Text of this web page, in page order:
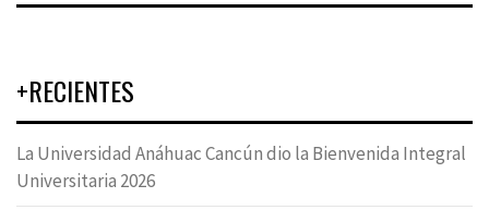
+RECIENTES
La Universidad Anáhuac Cancún dio la Bienvenida Integral
Universitaria 2026